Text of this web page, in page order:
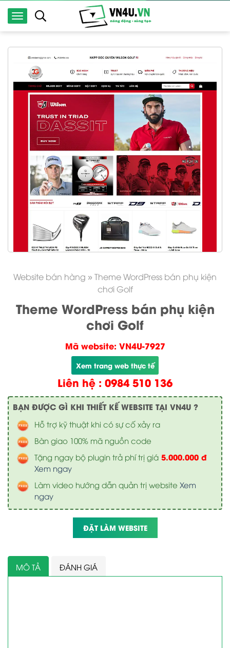
Website bán hàng » Theme WordPress bán phụ kiện
chơi Golf
Theme WordPress bán phụ kiện
chơi Golf
Mã website: VN4U-7927
Xem trang web thực tế
Liên hệ : 0984 510 136
BẠN ĐƯỢC GÌ KHI THIẾT KẾ WEBSITE TẠI VN4U ?
Hỗ trợ kỹ thuật khi có sự cố xảy ra
Bàn giao 100% mã nguồn code
Tặng ngay bộ plugin trả phí trị giá 5.000.000 đ
Xem ngay
Làm video hướng dẫn quản trị website Xem
ngay
ĐẶT LÀM WEBSITE
MÔ TẢ ĐÁNH GIÁ